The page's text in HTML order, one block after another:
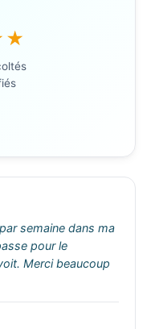
semaine dans ma
pour le
Merci beaucoup